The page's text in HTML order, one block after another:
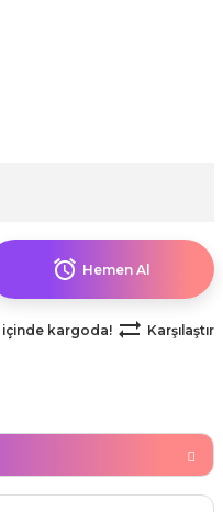
Hemen Al
içinde kargoda! Karşılaştır